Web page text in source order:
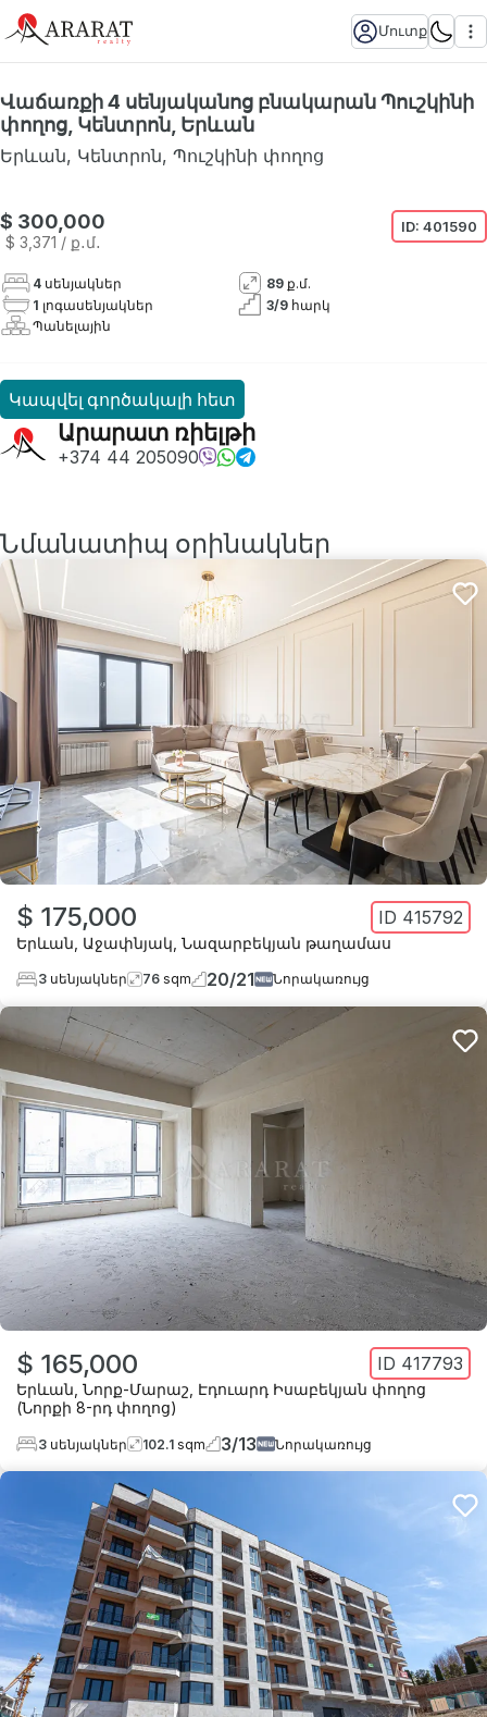
Մուտք
Վաճառքի 4 սենյականոց բնակարան Պուշկինի
փողոց, Կենտրոն, Երևան
Երևան, Կենտրոն, Պուշկինի փողոց
$ 300,000
$ 3,371 / ք․մ․
ID: 401590
4 սենյակներ 89 ք.մ.
1 լոգասենյակներ 3/9 հարկ
Պանելային
Կապվել գործակալի հետ
Արարատ ռիելթի
+374 44 205090
Նմանատիպ օրինակներ
$ 175,000 ID 415792
Երևան Աջափնյակ Նազարբեկյան թաղամաս
3 սենյակներ 76 sqm 20/21 Նորակառույց
$ 165,000 ID 417793
Երևան Նորք-Մարաշ Էդուարդ Իսաբեկյան փողոց
(Նորքի 8-րդ փողոց)
3 սենյակներ 102.1 sqm 3/13 Նորակառույց